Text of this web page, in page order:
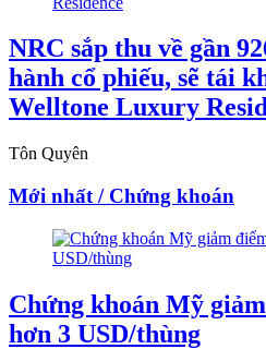
NRC sắp thu về gần
hành cổ phiếu, sẽ tái
Welltone Luxury
Tôn Quyên
Mới nhất / Chứng khoán
Chứng khoán Mỹ
hơn 3 USD/thùng